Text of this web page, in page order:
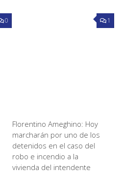
0 1
Florentino Ameghino: Hoy
marcharán por uno de los
detenidos en el caso del
robo e incendio a la
vivienda del intendente